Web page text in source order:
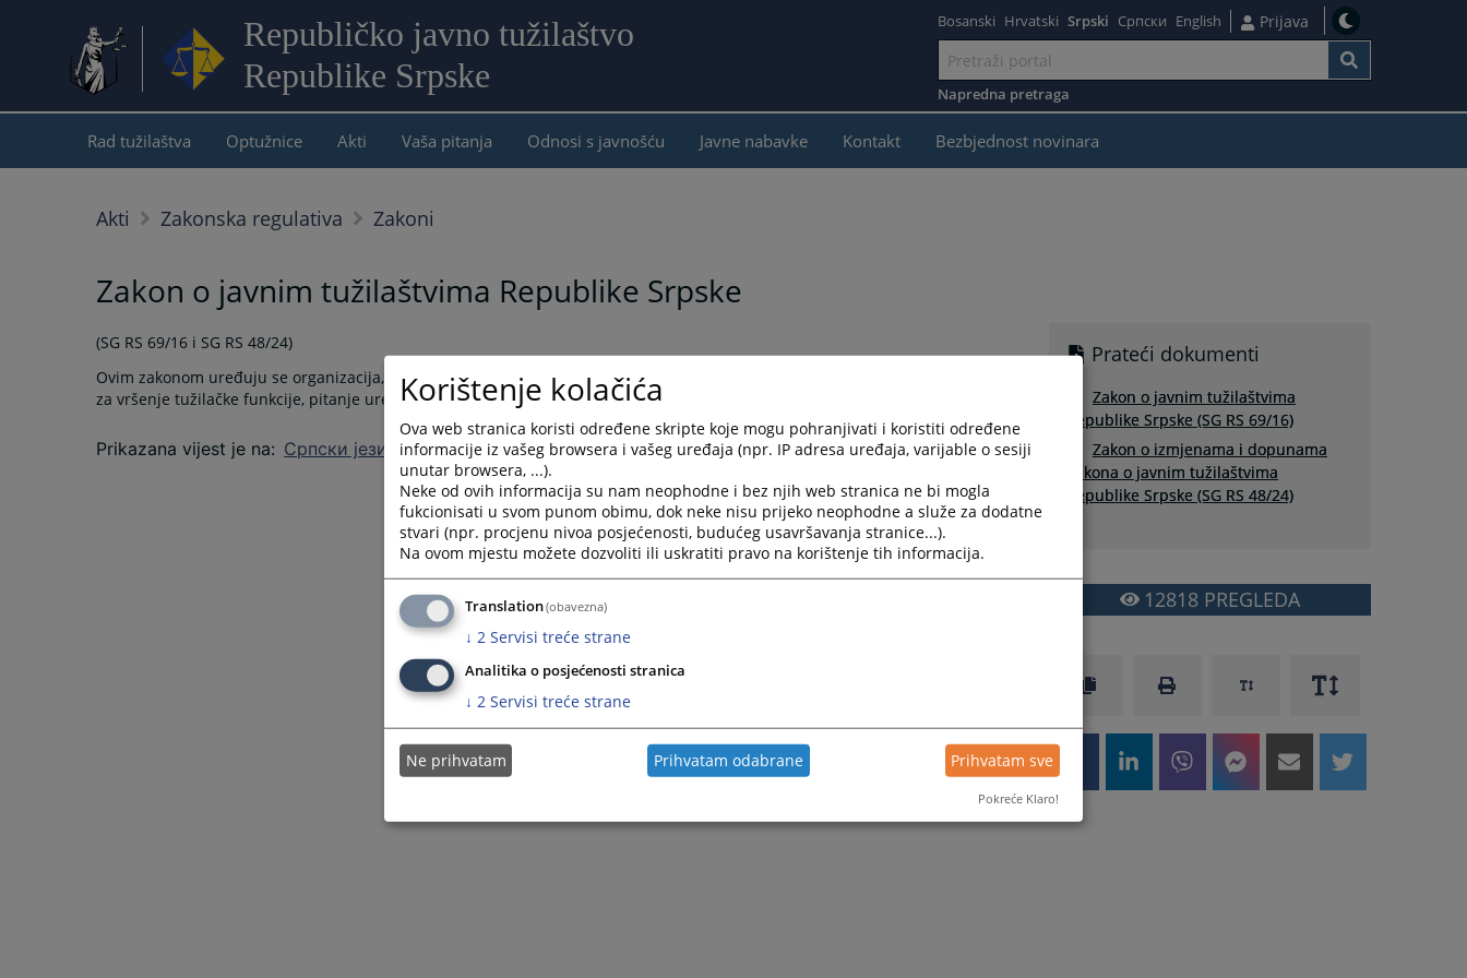
Republičko javno tužilaštvo
Republike Srpske
sadržaj
Bosanski Hrvatski Srpski Српски English Prijava
Napredna pretraga
Rad tužilaštva Optužnice Akti Vaša pitanja Odnosi s javnošću Javne nabavke Kontakt Bezbjednost novinara
Akti Zakonska regulativa Zakoni
Zakon o javnim tužilaštvima Republike Srpske
(SG RS 69/16 i SG RS 48/24)
Ovim zakonom uređuju se organizacija, nadležnost i ovlašćenje javnih tužilaštava u Republici Srpskoj, uslovi i mandat
za vršenje tužilačke funkcije, pitanje uređivanja tužilačke uprave, kao i sredstva za rad tužilaštava u Republici Srpskoj.
Prikazana vijest je na: Српски језик
Prateći dokumenti
Zakon o javnim tužilaštvima
Republike Srpske (SG RS 69/16)
Zakon o izmjenama i dopunama
Zakona o javnim tužilaštvima
Republike Srpske (SG RS 48/24)
12818PREGLEDA
Korištenje kolačića
Ova web stranica koristi određene skripte koje mogu pohranjivati i koristiti određene
informacije iz vašeg browsera i vašeg uređaja (npr. IP adresa uređaja, varijable o sesiji
unutar browsera, ...).
Neke od ovih informacija su nam neophodne i bez njih web stranica ne bi mogla
fukcionisati u svom punom obimu, dok neke nisu prijeko neophodne a služe za dodatne
stvari (npr. procjenu nivoa posjećenosti, budućeg usavršavanja stranice...).
Na ovom mjestu možete dozvoliti ili uskratiti pravo na korištenje tih informacija.
Translation(obavezna)
↓ 2 Servisi treće strane
Analitika o posjećenosti stranica
↓ 2 Servisi treće strane
Ne prihvatam Prihvatam odabrane Prihvatam sve
Pokreće Klaro!